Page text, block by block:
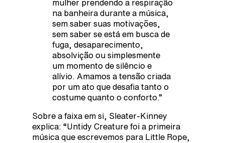
mulher prendendo a respiração
na banheira durante a música,
sem saber suas motivações,
sem saber se está em busca de
fuga, desaparecimento,
absolvição ou simplesmente
um momento de silêncio e
alívio. Amamos a tensão criada
por um ato que desafia tanto o
costume quanto o conforto.”
Sobre a faixa em si, Sleater-Kinney
explica: “Untidy Creature foi a primeira
música que escrevemos para Little Rope,